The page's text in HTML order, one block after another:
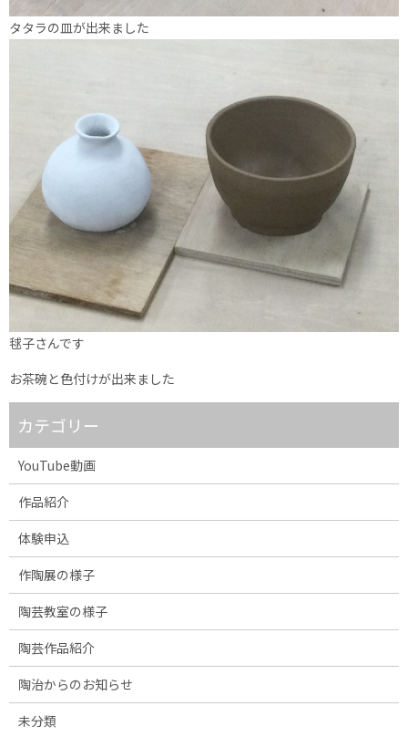
タタラの皿が出来ました
毬子さんです
お茶碗と色付けが出来ました
カテゴリー
YouTube動画
作品紹介
体験申込
作陶展の様子
陶芸教室の様子
陶芸作品紹介
陶治からのお知らせ
未分類